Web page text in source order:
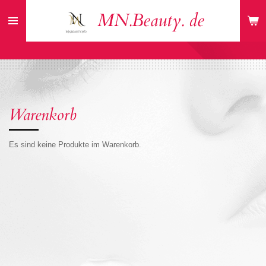
Hauptinhalt
MN.Beauty. de
Warenkorb
Es sind keine Produkte im Warenkorb.